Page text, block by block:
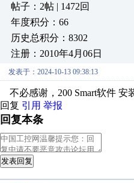
帖子：2帖 | 1472回
年度积分：66
历史总积分：8302
注册：2010年4月06日
发表于：2024-10-13 09:38:13
不必感谢，200 Smart软件 安
回复 引用 举报
回复本条
发表回复